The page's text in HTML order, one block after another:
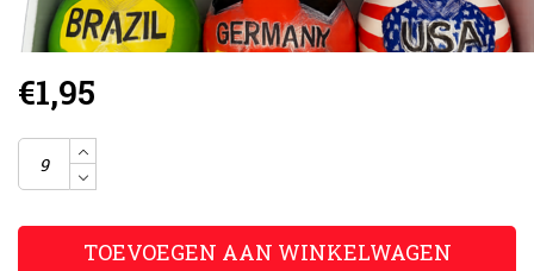
€1,95
TOEVOEGEN AAN WINKELWAGEN